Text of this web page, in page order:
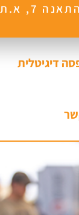
התאנה 7, א.ת חבל יבנה (אשדוד)
דיגיטלית